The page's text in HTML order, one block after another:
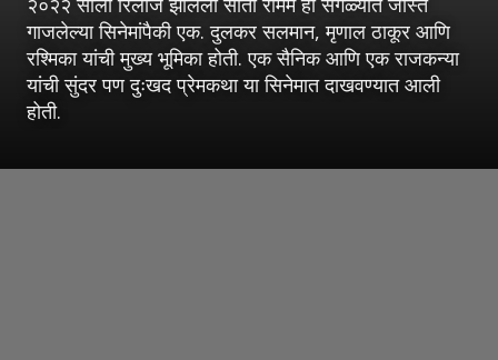
गाजलेल्या सिनेमांपैकी एक. दुलकर सलमान, मृणाल ठाकूर आणि
रश्मिका यांची मुख्य भूमिका होती. एक सैनिक आणि एक राजकन्या
यांची सुंदर पण दुःखद प्रेमकथा या सिनेमात दाखवण्यात आली
होती.